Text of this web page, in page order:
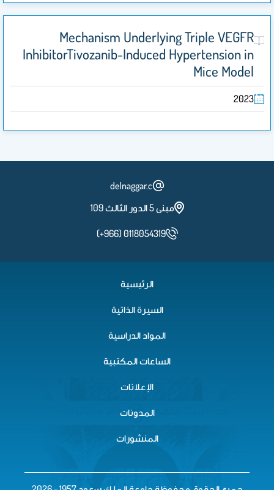
Mechanism Underlying Triple VEGFR
InhibitorTivozanib-Induced Hypertension in
Mice Model
2023
delnaggar.c
مبنى 5 الدور الثالث 109
(+966) 0118054319
الرئيسية
السيرة الذاتية
المواد الدراسية
الساعات المكتبية
الإعلانات
المدونات
المنشورات